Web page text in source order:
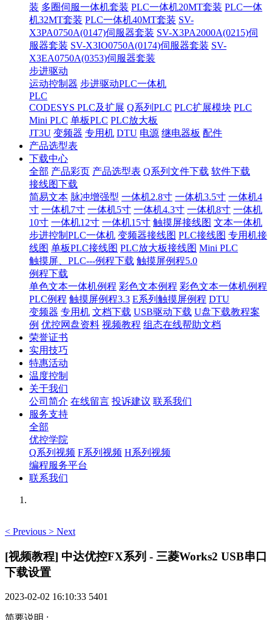
装 多圈伺服一体机套装 PLC一体机20MT套装 PLC一体
机32MT套装 PLC一体机40MT套装 SV-
X3PA0750A(0147)伺服器套装 SV-X3PA2000A(0215)伺
服器套装 SV-X3IO0750A(0174)伺服器套装 SV-
X3EA0750A(0353)伺服器套装
步进驱动
运动控制器 步进驱动PLC一体机
PLC
CODESYS PLC及扩展 Q系列PLC PLC扩展模块 PLC
Mini PLC 单板PLC PLC放大板
JT3U 变频器 专用机 DTU 电源 继电器板 配件
产品选型表
下载中心
全部 产品彩页 产品选型表 Q系列文件下载 软件下载
接线图下载
简易文本 脉冲增强型 一体机2.8寸 一体机3.5寸 一体机4
寸 一体机7寸 一体机5寸 一体机4.3寸 一体机8寸 一体机
10寸 一体机12寸 一体机15寸 触摸屏接线图 文本一体机
步进控制PLC一体机 变频器接线图 PLC接线图 专用机接
线图 单板PLC接线图 PLC放大板接线图 Mini PLC
触摸屏、PLC---例程下载 触摸屏例程5.0
例程下载
单色文本一体机例程 彩色文本例程 彩色文本一体机例程
PLC例程 触摸屏例程3.3 E系列触摸屏例程 DTU
变频器 专用机 文档下载 USB驱动下载 U盘下载教程案
例 优控网盘资料 视频教程 组态在线帮助文档
荣誉证书
实用技巧
特惠活动
温度控制
关于我们
公司简介 在线留言 投诉建议 联系我们
服务支持
全部
优控学院
Q系列视频 F系列视频 H系列视频
编程服务平台
联系我们
< Previous > Next
[视频教程] 中达优控FX系列 - 三菱Works2 USB串口
下载设置
2023-02-02 16:10:33 5401